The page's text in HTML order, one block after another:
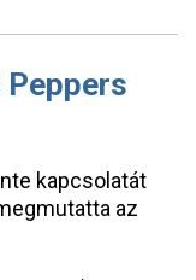
Peppers
kapcsolatát
az